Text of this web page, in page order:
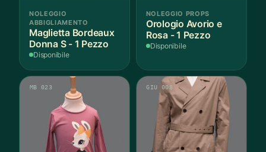
NOLEGGIO
ABBIGLIAMENTO
Maglietta Bordeaux
Donna S - 1 Pezzo
Disponibile
NOLEGGIO PROPS
Orologio Avorio e
Rosa - 1 Pezzo
Disponibile
MB 023 GIU 008